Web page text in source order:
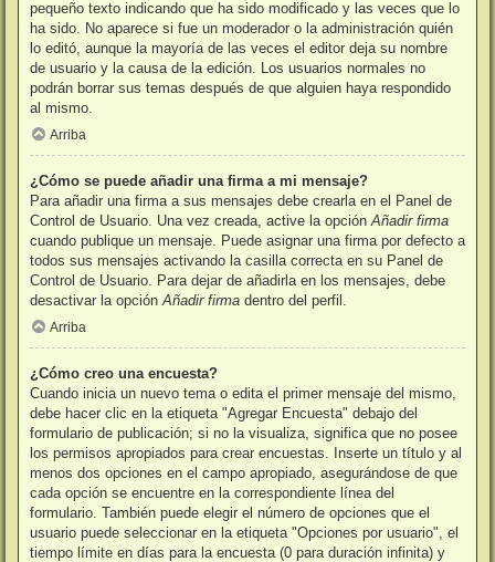
pequeño texto indicando que ha sido modificado y las veces que lo
ha sido. No aparece si fue un moderador o la administración quién
lo editó, aunque la mayoría de las veces el editor deja su nombre
de usuario y la causa de la edición. Los usuarios normales no
podrán borrar sus temas después de que alguien haya respondido
al mismo.
Arriba
¿Cómo se puede añadir una firma a mi mensaje?
Para añadir una firma a sus mensajes debe crearla en el Panel de
Control de Usuario. Una vez creada, active la opción Añadir firma
cuando publique un mensaje. Puede asignar una firma por defecto a
todos sus mensajes activando la casilla correcta en su Panel de
Control de Usuario. Para dejar de añadirla en los mensajes, debe
desactivar la opción Añadir firma dentro del perfil.
Arriba
¿Cómo creo una encuesta?
Cuando inicia un nuevo tema o edita el primer mensaje del mismo,
debe hacer clic en la etiqueta "Agregar Encuesta" debajo del
formulario de publicación; si no la visualiza, significa que no posee
los permisos apropiados para crear encuestas. Inserte un título y al
menos dos opciones en el campo apropiado, asegurándose de que
cada opción se encuentre en la correspondiente línea del
formulario. También puede elegir el número de opciones que el
usuario puede seleccionar en la etiqueta "Opciones por usuario", el
tiempo límite en días para la encuesta (0 para duración infinita) y